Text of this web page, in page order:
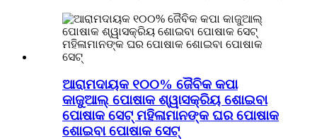
ଆରାମଦାୟକ ୧୦୦% ଜୈବିକ କପା
କାଜୁଆଲ୍ ପୋଷାକ ଶ୍ୱାସକ୍ରିୟ ଶୋଇବା
ପୋଷାକ ସେଟ୍ ମହିଳାମାନଙ୍କ ଘର ପୋଷାକ
ଶୋଇବା ପୋଷାକ ସେଟ୍